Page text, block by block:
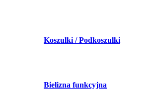
Koszulki / Podkoszulki
Bielizna funkcyjna